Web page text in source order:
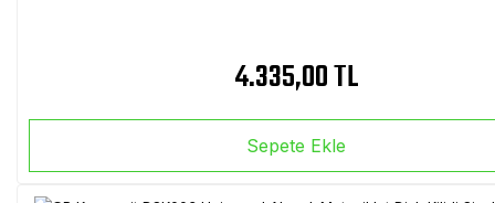
4.335,00 TL
Sepete Ekle